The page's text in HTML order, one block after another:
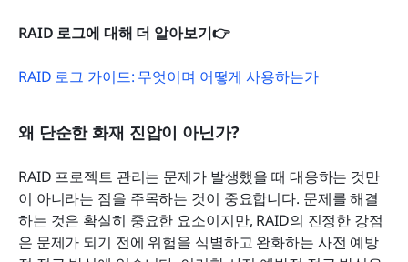
RAID 로그에 대해 더 알아보기👉
RAID 로그 가이드: 무엇이며 어떻게 사용하는가
왜 단순한 화재 진압이 아닌가?
RAID 프로젝트 관리는 문제가 발생했을 때 대응하는 것만
이 아니라는 점을 주목하는 것이 중요합니다. 문제를 해결
하는 것은 확실히 중요한 요소이지만, RAID의 진정한 강점
은 문제가 되기 전에 위험을 식별하고 완화하는 사전 예방